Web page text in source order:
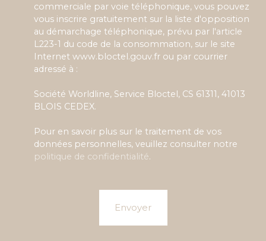
commerciale par voie téléphonique, vous pouvez
vous inscrire gratuitement sur la liste d'opposition
au démarchage téléphonique, prévu par l'article
L223-1 du code de la consommation, sur le site
Internet www.bloctel.gouv.fr ou par courrier
adressé à :
Société Worldline, Service Bloctel, CS 61311, 41013
BLOIS CEDEX.
Pour en savoir plus sur le traitement de vos
données personnelles, veuillez consulter notre
politique de confidentialité.
Envoyer